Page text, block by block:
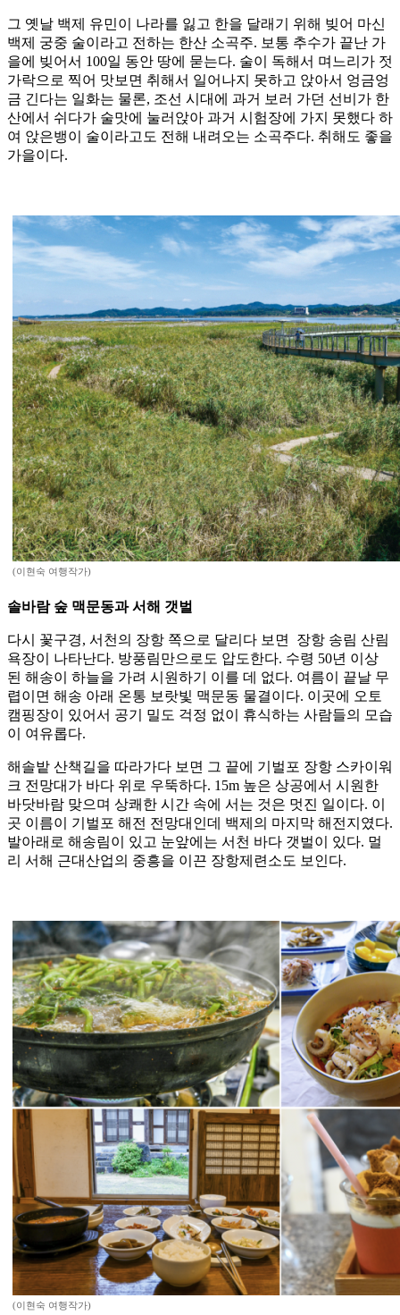
그 옛날 백제 유민이 나라를 잃고 한을 달래기 위해 빚어 마신
백제 궁중 술이라고 전하는 한산 소곡주. 보통 추수가 끝난 가
을에 빚어서 100일 동안 땅에 묻는다. 술이 독해서 며느리가 젓
가락으로 찍어 맛보면 취해서 일어나지 못하고 앉아서 엉금엉
금 긴다는 일화는 물론, 조선 시대에 과거 보러 가던 선비가 한
산에서 쉬다가 술맛에 눌러앉아 과거 시험장에 가지 못했다 하
여 앉은뱅이 술이라고도 전해 내려오는 소곡주다. 취해도 좋을
가을이다.
(이현숙 여행작가)
솔바람 숲 맥문동과 서해 갯벌
다시 꽃구경, 서천의 장항 쪽으로 달리다 보면 장항 송림 산림
욕장이 나타난다. 방풍림만으로도 압도한다. 수령 50년 이상
된 해송이 하늘을 가려 시원하기 이를 데 없다. 여름이 끝날 무
렵이면 해송 아래 온통 보랏빛 맥문동 물결이다. 이곳에 오토
캠핑장이 있어서 공기 밀도 걱정 없이 휴식하는 사람들의 모습
이 여유롭다.
해솔밭 산책길을 따라가다 보면 그 끝에 기벌포 장항 스카이워
크 전망대가 바다 위로 우뚝하다. 15m 높은 상공에서 시원한
바닷바람 맞으며 상쾌한 시간 속에 서는 것은 멋진 일이다. 이
곳 이름이 기벌포 해전 전망대인데 백제의 마지막 해전지였다.
발아래로 해송림이 있고 눈앞에는 서천 바다 갯벌이 있다. 멀
리 서해 근대산업의 중흥을 이끈 장항제련소도 보인다.
(이현숙 여행작가)